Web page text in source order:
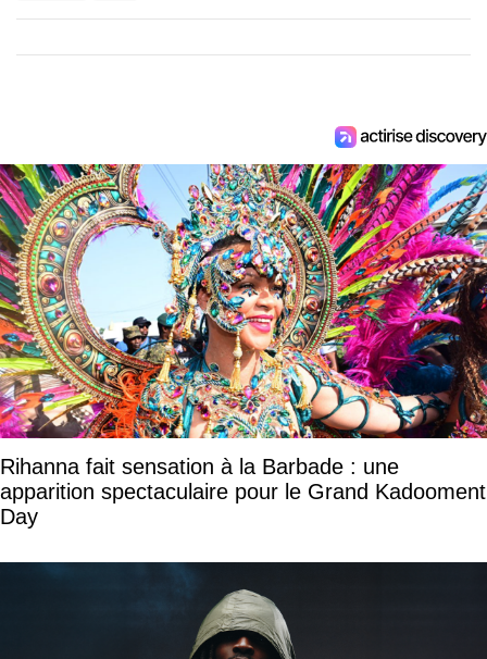
Rihanna fait sensation à la Barbade : une
apparition spectaculaire pour le Grand Kadooment
Day